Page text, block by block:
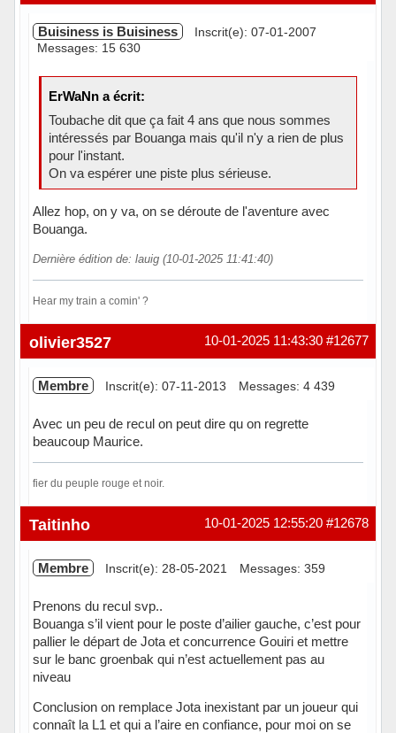
Buisiness is Buisiness
Inscrit(e): 07-01-2007
Messages: 15 630
ErWaNn a écrit:
Toubache dit que ça fait 4 ans que nous sommes
intéressés par Bouanga mais qu'il n'y a rien de plus
pour l'instant.
On va espérer une piste plus sérieuse.
Allez hop, on y va, on se déroute de l'aventure avec
Bouanga.
Dernière édition de: lauig (10-01-2025 11:41:40)
Hear my train a comin' ?
Hors ligne #12677
10-01-2025 11:43:30
olivier3527
Membre Inscrit(e): 07-11-2013 Messages: 4 439
Avec un peu de recul on peut dire qu on regrette
beaucoup Maurice.
fier du peuple rouge et noir.
Hors ligne #12678
10-01-2025 12:55:20
Taitinho
Membre Inscrit(e): 28-05-2021 Messages: 359
Prenons du recul svp..
Bouanga s’il vient pour le poste d’ailier gauche, c’est pour
pallier le départ de Jota et concurrence Gouiri et mettre
sur le banc groenbak qui n’est actuellement pas au
niveau
Conclusion on remplace Jota inexistant par un joueur qui
connaît la L1 et qui a l’aire en confiance, pour moi on se